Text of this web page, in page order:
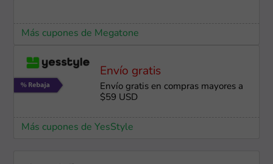
Más cupones de Megatone
Envío gratis
Envío gratis en compras mayores a
$59 USD
Más cupones de YesStyle